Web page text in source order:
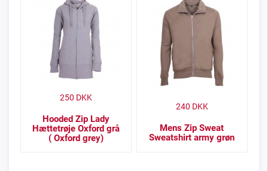
Hooded Zip Lady
Hættetrøje Oxford grå
( Oxford grey)
250 DKK
Mens Zip Sweat
Sweatshirt army grøn
240 DKK